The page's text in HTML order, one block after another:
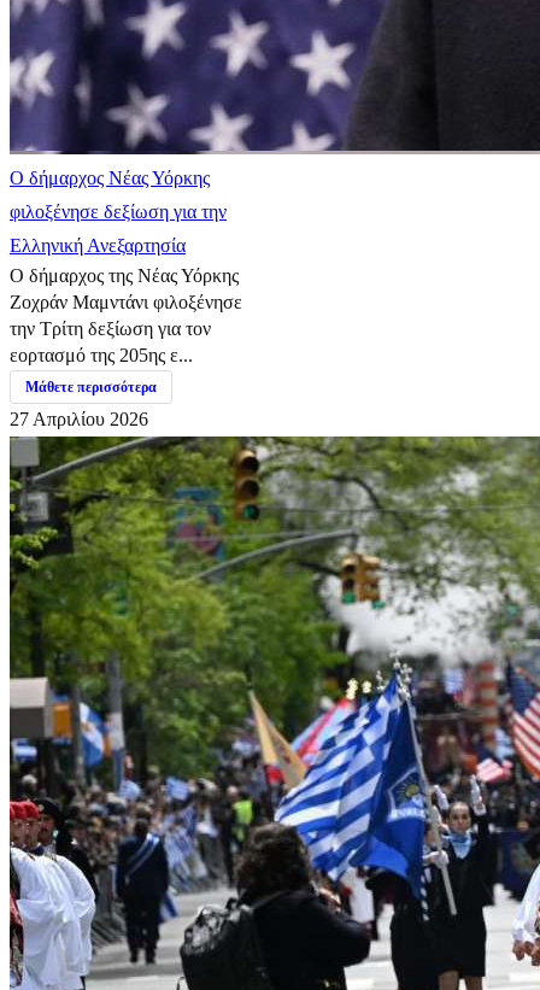
Ο δήμαρχος Νέας Υόρκης
φιλοξένησε δεξίωση για την
Ελληνική Ανεξαρτησία
Ο δήμαρχος της Νέας Υόρκης
Ζοχράν Μαμντάνι φιλοξένησε
την Τρίτη δεξίωση για τον
εορτασμό της 205ης ε...
Μάθετε περισσότερα
27 Απριλίου 2026